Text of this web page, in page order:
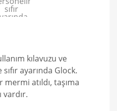
kılavuzu ve
ayarında Glock.
atıldı, taşıma
vardır.